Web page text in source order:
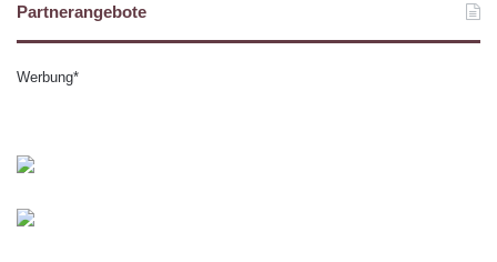
Partnerangebote
Werbung*